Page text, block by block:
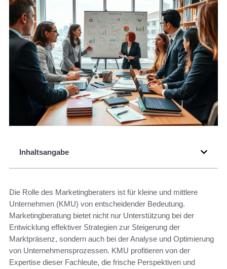
Inhaltsangabe
Die Rolle des Marketingberaters ist für kleine und mittlere
Unternehmen (KMU) von entscheidender Bedeutung.
Marketingberatung bietet nicht nur Unterstützung bei der
Entwicklung effektiver Strategien zur Steigerung der
Marktpräsenz, sondern auch bei der Analyse und Optimierung
von Unternehmensprozessen. KMU profitieren von der
Expertise dieser Fachleute, die frische Perspektiven und